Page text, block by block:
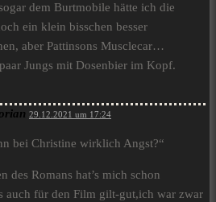
dem Burtmobile hätte ich die
ein klein bisschen besser
aber Pattinsons Musclecar…
Jungs mit Dosenbier im Kopf.
29.12.2021 um 17:24
bei Christine wirklich Angst?“
des Romans hat’s mich schon
auch für den Film gilt-gut,ich war zwar